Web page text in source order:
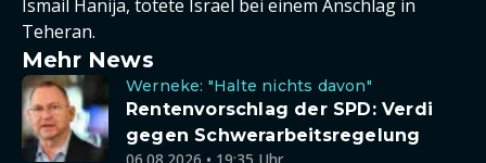
Ismail Hanija, tötete Israel bei einem Anschlag in
Teheran.
Mehr News
Werneke: "Halte nichts davon"
Rentenvorschlag der SPD: Verdi
gegen Schwerarbeitsregelung